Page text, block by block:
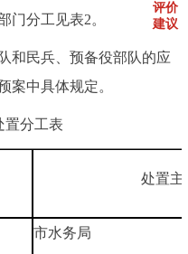
门分工见表2。
民兵、预备役部队的应
案中具体规定。
置分工表
处置主
市水务局
评价
建议